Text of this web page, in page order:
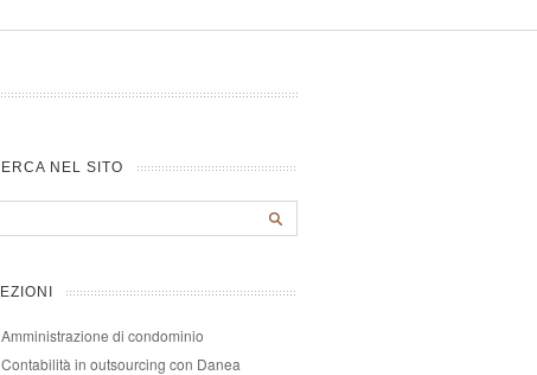
NEL SITO
Amministrazione di condominio
Contabilità in outsourcing con Danea